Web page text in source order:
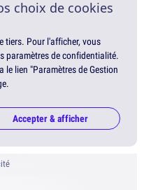
choix de cookies
tiers. Pour l'afficher, vous
paramètres de confidentialité.
lien "Paramètres de Gestion
Accepter & afficher